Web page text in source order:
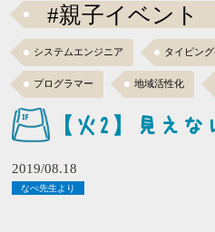
#親子イベント
システムエンジニア タイピン
プログラマー 地域活性化
【火2】見えな
2019/08.18
なべ先生より